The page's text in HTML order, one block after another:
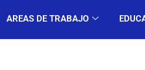
AREAS DE TRABAJO
GREMIALES